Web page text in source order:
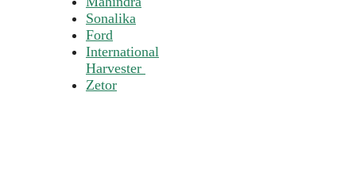
Sonalika
Ford
International
Harvester
Zetor